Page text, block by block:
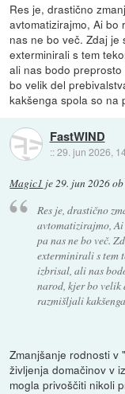
Res je, drastično
avtomatizirajmo, Ai bo
nas ne bo več. Zdaj je
exterminirali s tem
ali nas bodo
bo velik del
kakšenga spola so na
FastWIND
::29. jun 2026,
Magic1 je29. jun 2026
Res je, drastično
avtomatizirajmo,
pa nas ne bo več.
exterminirali s tem
izbrisal, ali nas
narod, kjer bo
razmišljali
Zmanjšanje rodnosti v
življenja domačinov v
mogla privoščiti nikoli